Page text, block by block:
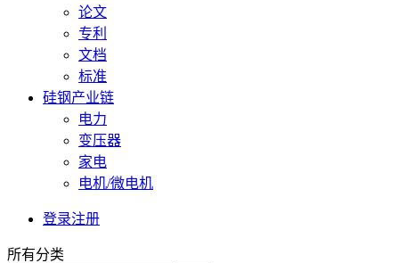
论文
专利
文档
标准
硅钢产业链
电力
变压器
家电
电机/微电机
登录注册
所有分类